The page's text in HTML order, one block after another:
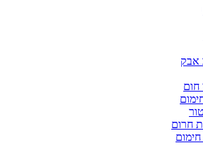
אבק
חום
חרום
חימום